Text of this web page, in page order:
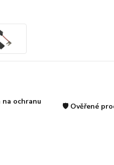
ochranu
🛡️ Ověřené